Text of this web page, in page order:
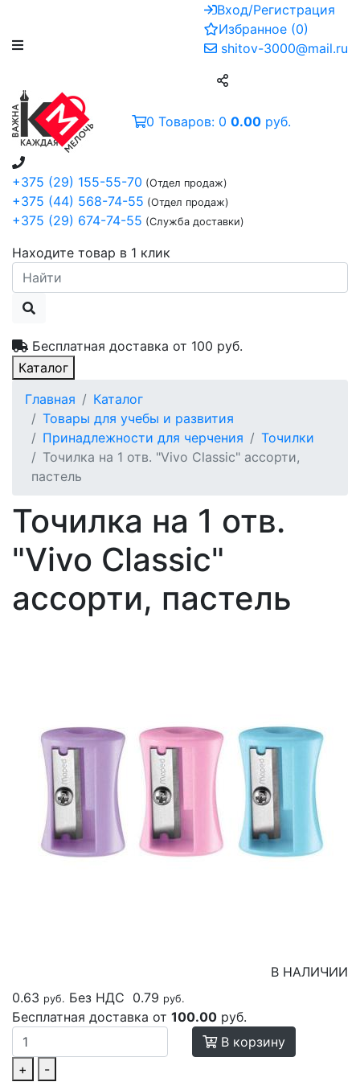
Вход/Регистрация
Избранное (0)
shitov-3000@mail.ru
+375 (29) 155-55-70 (Отдел продаж)
+375 (44) 568-74-55 (Отдел продаж)
+375 (29) 674-74-55 (Служба доставки)
Находите товар в 1 клик
Бесплатная доставка от 100 руб.
0 Товаров: 0 0.00 руб.
Каталог
Главная
Каталог
Товары для учебы и развития
Принадлежности для черчения
Точилки
Точилка на 1 отв. "Vivo Classic" ассорти,
пастель
Точилка на 1 отв.
"Vivo Classic"
ассорти, пастель
В НАЛИЧИИ
0.63 руб. Без НДС 0.79 руб.
Бесплатная доставка от 100.00 руб.
+ -
В корзину